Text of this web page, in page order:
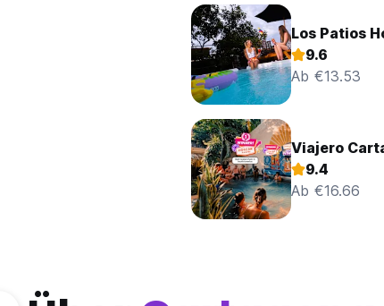
Los Patios
9.6
Ab €13.53
Viajero
9.4
Ab €16.66